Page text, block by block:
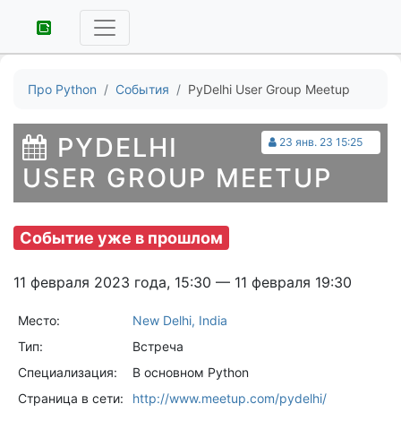
Про Python События PyDelhi User Group Meetup
23 янв. 23 15:25
PYDELHI
USER GROUP MEETUP
Событие уже в прошлом
11 февраля 2023 года, 15:30 — 11 февраля 19:30
Место:
New Delhi, India
Тип:
Встреча
Специализация:
В основном Python
Страница в сети:
http://www.meetup.com/pydelhi/